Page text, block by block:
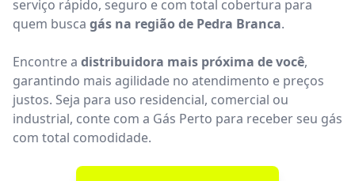
serviço rápido, seguro e com total cobertura para
quem busca gás na região de Pedra Branca.
Encontre a distribuidora mais próxima de você,
garantindo mais agilidade no atendimento e preços
justos. Seja para uso residencial, comercial ou
industrial, conte com a Gás Perto para receber seu gás
com total comodidade.